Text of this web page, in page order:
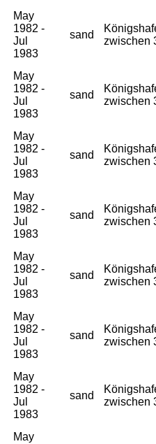
May
1982 -
Jul
1983
sand
zwischen
May
1982 -
Jul
1983
sand
zwischen
May
1982 -
Jul
1983
sand
zwischen
May
1982 -
Jul
1983
sand
zwischen
May
1982 -
Jul
1983
sand
zwischen
May
1982 -
Jul
1983
sand
zwischen
May
1982 -
Jul
1983
sand
zwischen
May